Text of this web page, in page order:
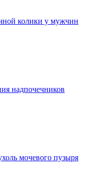
колики у мужчин
надпочечников
мочевого пузыря